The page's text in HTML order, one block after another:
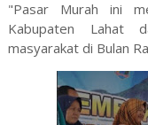
"Pasar Murah ini
Kabupaten Lahat
masyarakat di Bulan